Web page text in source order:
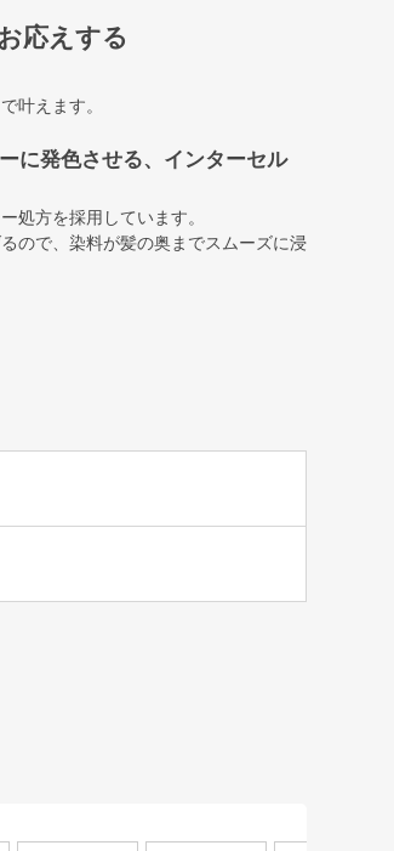
応えする
叶えます。
に発色させる、インターセル
処方を採用しています。
ので、染料が髪の奥までスムーズに浸